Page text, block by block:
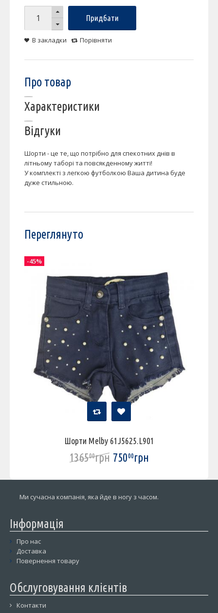
Придбати
В закладки Порівняти
Про товар
Характеристики
Відгуки
Шорти - це те, що потрібно для спекотних днів в
літньому таборі та повсякденному житті!
У комплекті з легкою футболкою Ваша дитина буде
дуже стильною.
Переглянуто
Шорти Melby 61J5625.L901
136500грн 75000грн
-45%
Ми сучасна компанія, яка йде в ногу з часом.
Інформація
Про нас
Доставка
Повернення товару
Обслуговування клієнтів
Контакти